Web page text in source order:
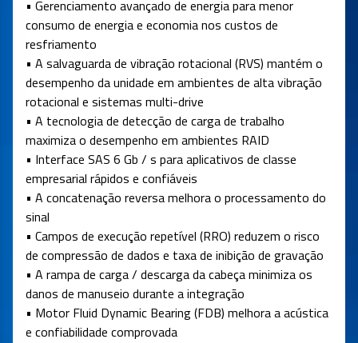
• Gerenciamento avançado de energia para menor
consumo de energia e economia nos custos de
resfriamento
• A salvaguarda de vibração rotacional (RVS) mantém o
desempenho da unidade em ambientes de alta vibração
rotacional e sistemas multi-drive
• A tecnologia de detecção de carga de trabalho
maximiza o desempenho em ambientes RAID
• Interface SAS 6 Gb / s para aplicativos de classe
empresarial rápidos e confiáveis
• A concatenação reversa melhora o processamento do
sinal
• Campos de execução repetível (RRO) reduzem o risco
de compressão de dados e taxa de inibição de gravação
• A rampa de carga / descarga da cabeça minimiza os
danos de manuseio durante a integração
• Motor Fluid Dynamic Bearing (FDB) melhora a acústica
e confiabilidade comprovada